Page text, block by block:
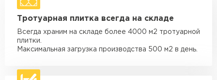
Машина - 1,5 тн до 20 м3
макс. длина груза 4 м
Машина - 3,5 тн до 30 м3
макс. длина груза 6 м
макс. длина груза 6 м
Тротуарная плитка всегда на складе
Всегда храним на складе более 4000 м2 тротуарной
плитки.
Максимальная загрузка производства 500 м2 в день.